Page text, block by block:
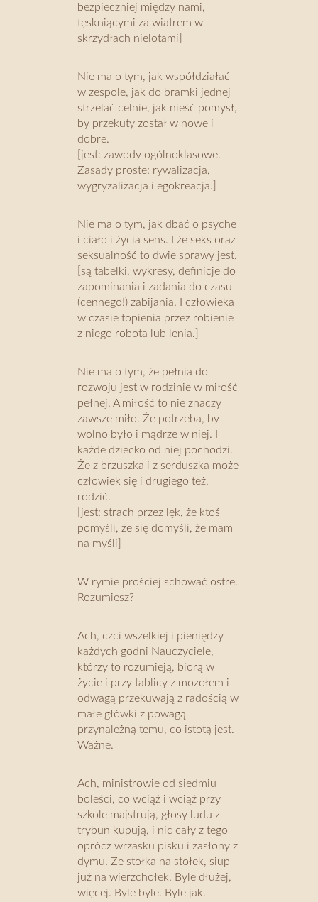
bezpieczniej między nami,
tęskniącymi za wiatrem w
skrzydłach nielotami]
Nie ma o tym, jak współdziałać
w zespole, jak do bramki jednej
strzelać celnie, jak nieść pomysł,
by przekuty został w nowe i
dobre.
[jest: zawody ogólnoklasowe.
Zasady proste: rywalizacja,
wygryzalizacja i egokreacja.]
Nie ma o tym, jak dbać o psyche
i ciało i życia sens. I że seks oraz
seksualność to dwie sprawy jest.
[są tabelki, wykresy, definicje do
zapominania i zadania do czasu
(cennego!) zabijania. I człowieka
w czasie topienia przez robienie
z niego robota lub lenia.]
Nie ma o tym, że pełnia do
rozwoju jest w rodzinie w miłość
pełnej. A miłość to nie znaczy
zawsze miło. Że potrzeba, by
wolno było i mądrze w niej. I
każde dziecko od niej pochodzi.
Że z brzuszka i z serduszka może
człowiek się i drugiego też,
rodzić.
[jest: strach przez lęk, że ktoś
pomyśli, że się domyśli, że mam
na myśli]
W rymie prościej schować ostre.
Rozumiesz?
Ach, czci wszelkiej i pieniędzy
każdych godni Nauczyciele,
którzy to rozumieją, biorą w
życie i przy tablicy z mozołem i
odwagą przekuwają z radością w
małe główki z powagą
przynależną temu, co istotą jest.
Ważne.
Ach, ministrowie od siedmiu
boleści, co wciąż i wciąż przy
szkole majstrują, głosy ludu z
trybun kupują, i nic cały z tego
oprócz wrzasku pisku i zasłony z
dymu. Ze stołka na stołek, siup
już na wierzchołek. Byle dłużej,
więcej. Byle byle. Byle jak.